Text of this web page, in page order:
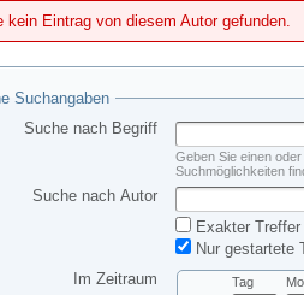
kein Eintrag von diesem Autor gefunden.
Suchangaben
Suche nach Begriff
Geben Sie einen
Suchmöglichkeiten
Suche nach Autor
Exakter Treffer
Nur gestartete
Im Zeitraum
Tag